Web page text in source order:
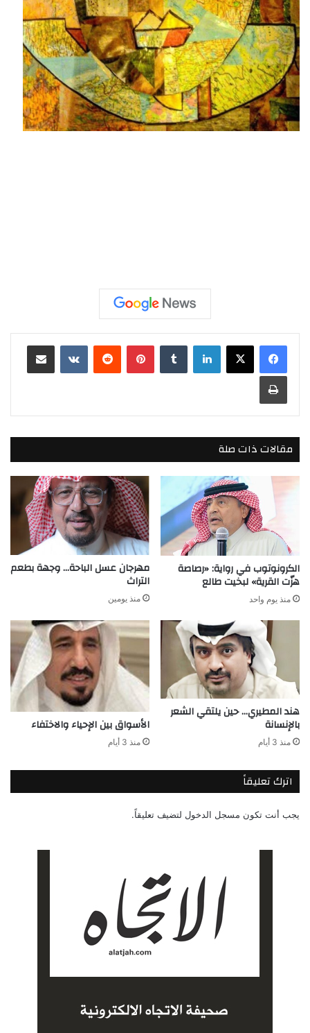
لينكدإن بينتيريست مشاركة عبر البريد
طباعة
مقالات ذات صلة
الكرونوتوب في رواية: «رصاصة
هزّت القرية» لبخيت طالع
منذ يوم واحد
مهرجان عسل الباحة… وجهة بطعم
التراث
منذ يومين
هند المطيري… حين يلتقي الشعر
بالإنسانة
منذ 3 أيام
الأسواق بين الإحياء والاختفاء
منذ 3 أيام
اترك تعليقاً
يجب أنت تكون مسجل الدخول لتضيف تعليقاً.